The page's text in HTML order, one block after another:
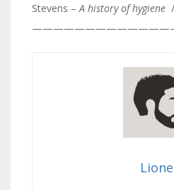
Stevens – A history of hygiene